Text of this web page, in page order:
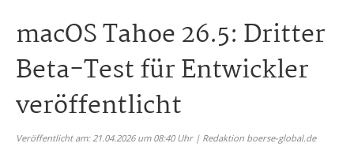
macOS Tahoe 26.5: Dritter
Beta-Test für Entwickler
veröffentlicht
Veröffentlicht am: 21.04.2026 um 08:40 Uhr | Redaktion boerse-global.de